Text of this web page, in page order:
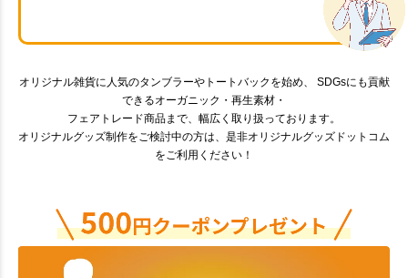
オリジナル雑貨に人気のタンブラーやトートバックを始め、 SDGsにも貢献
できるオーガニック・再生素材・
フェアトレード商品まで、幅広く取り扱っております。
オリジナルグッズ制作をご検討中の方は、是非オリジナルグッズドットコム
をご利用ください！